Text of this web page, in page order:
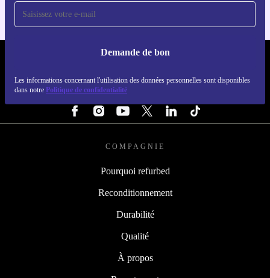
Demande de bon
Les informations concernant l'utilisation des données personnelles sont disponibles
dans notre Politique de confidentialitéSUIVEZ-NOUS
COMPAGNIE
Pourquoi refurbed
Reconditionnement
Durabilité
Qualité
À propos